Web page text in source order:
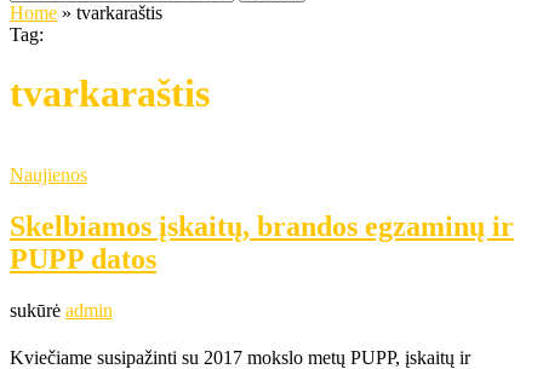
Home » tvarkaraštis
Tag:
tvarkaraštis
Naujienos
Skelbiamos įskaitų, brandos egzaminų ir
PUPP datos
sukūrė admin
Kviečiame susipažinti su 2017 mokslo metų PUPP, įskaitų ir